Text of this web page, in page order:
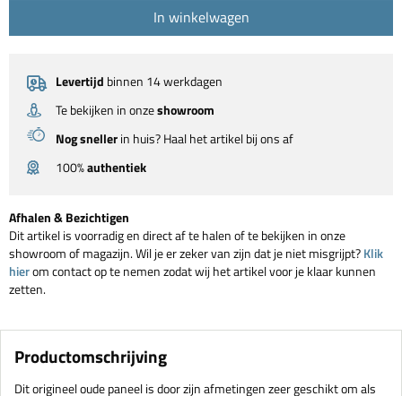
In winkelwagen
Levertijd binnen 14 werkdagen
Te bekijken in onzeshowroom
Nog snellerin huis? Haal het artikel bij ons af
100%authentiek
Afhalen & Bezichtigen
Dit artikel is voorradig en direct af te halen of te bekijken in onze
showroom of magazijn. Wil je er zeker van zijn dat je niet misgrijpt?Klik
hierom contact op te nemen zodat wij het artikel voor je klaar kunnen
zetten.
Productomschrijving
Dit origineel oude paneel is door zijn afmetingen zeer geschikt om als